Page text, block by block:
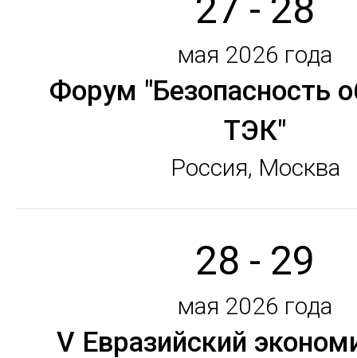
27 - 28
мая 2026 года
Форум "Безопасность
ТЭК"
Россия, Москва
28 - 29
мая 2026 года
V Евразийский